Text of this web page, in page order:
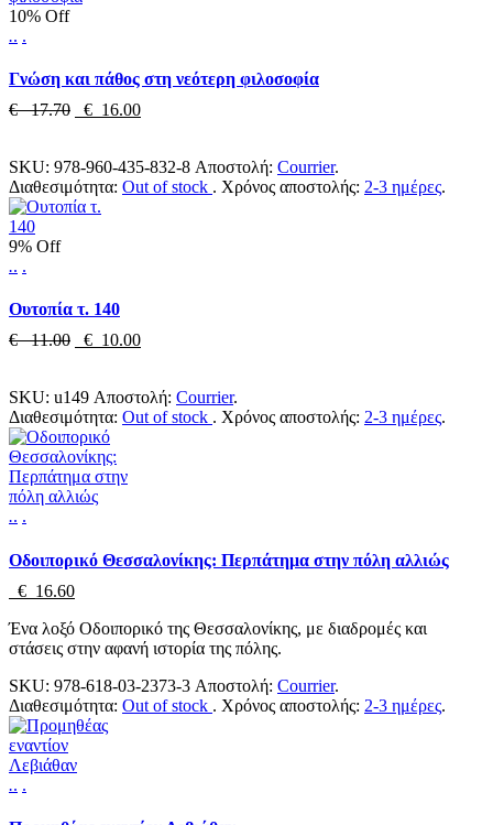
10% Off
.. .
Γνώση και πάθος στη νεότερη φιλοσοφία
€ 17.70
€ 16.00
SKU: 978-960-435-832-8 Αποστολή: Courrier.
Διαθεσιμότητα: Out of stock . Χρόνος αποστολής: 2-3 ημέρες.
9% Off
.. .
Ουτοπία τ. 140
€ 11.00
€ 10.00
SKU: u149 Αποστολή: Courrier.
Διαθεσιμότητα: Out of stock . Χρόνος αποστολής: 2-3 ημέρες.
.. .
Οδοιπορικό Θεσσαλονίκης: Περπάτημα στην πόλη αλλιώς
€ 16.60
Ένα λοξό Οδοιπορικό της Θεσσαλονίκης, με διαδρομές και
στάσεις στην αφανή ιστορία της πόλης.
SKU: 978-618-03-2373-3 Αποστολή: Courrier.
Διαθεσιμότητα: Out of stock . Χρόνος αποστολής: 2-3 ημέρες.
.. .